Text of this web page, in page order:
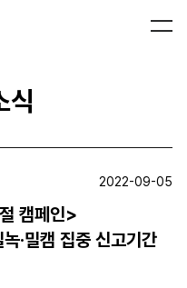
식
2022-09-05
캠페인>
·밀캠 집중 신고기간